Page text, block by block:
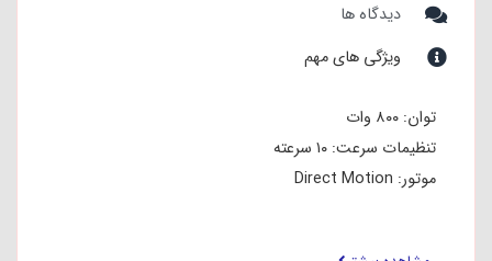
دیدگاه ها
ویژگی های مهم
توان: ۸۰۰ وات
تنظیمات سرعت: ۱۰ سرعته
موتور: Direct Motion